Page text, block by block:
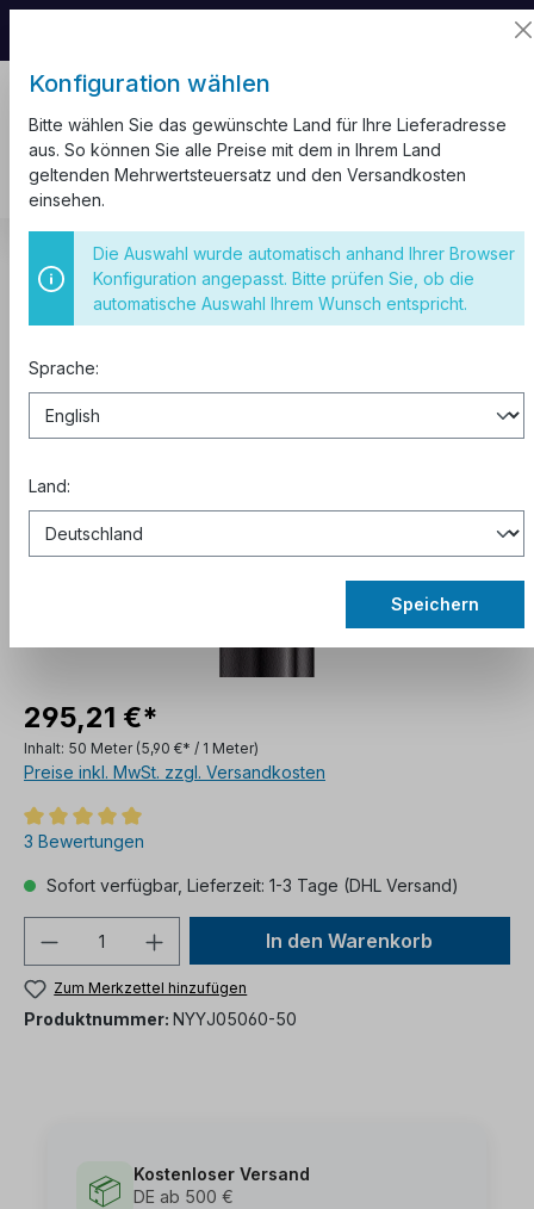
Kabel und Leitungen
Erdkabel NYY-J
Erdkabel NYY-J 6 mm²
Erdkabel NYY-J 5x6 mm² Schwarz
50m
295,21 €*
Inhalt: 50 Meter (5,90 €* / 1 Meter)
Preise inkl. MwSt. zzgl. Versandkosten
3 Bewertungen
Sofort verfügbar, Lieferzeit: 1-3 Tage (DHL Versand)
In den Warenkorb
Zum Merkzettel hinzufügen
Produktnummer: NYYJ05060-50
📦
Kostenloser Versand
DE ab 500 €
Konfiguration wählen
Bitte wählen Sie das gewünschte Land für Ihre Lieferadresse
aus. So können Sie alle Preise mit dem in Ihrem Land
geltenden Mehrwertsteuersatz und den Versandkosten
einsehen.
Die Auswahl wurde automatisch anhand Ihrer Browser
Konfiguration angepasst. Bitte prüfen Sie, ob die
automatische Auswahl Ihrem Wunsch entspricht.
Sprache:
Land:
Speichern